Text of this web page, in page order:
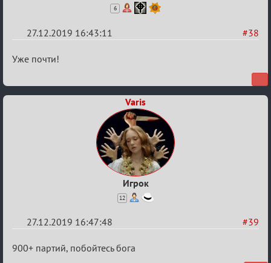
6
#38
27.12.2019 16:43:11
Re:
Охоты
Уже почти!
Varis
Игрок
12
#39
27.12.2019 16:47:48
Re:
900+ партий, побойтесь бога